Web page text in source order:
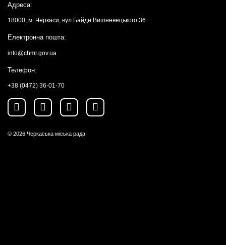
Адреса:
18000, м. Черкаси, вул.Байди Вишневецького 36
Електронна пошта:
info@chmr.gov.ua
Телефон:
+38 (0472) 36-01-70
© 2026 Черкаська міська рада